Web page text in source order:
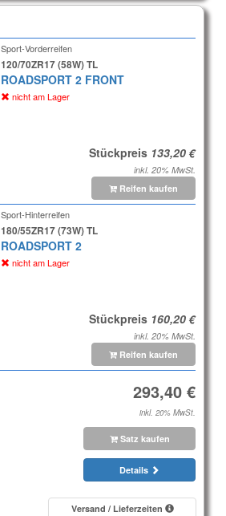
Sport-Vorderreifen
120/70ZR17 (58W) TL
ROADSPORT 2 FRONT
nicht am Lager
Stückpreis
inkl. 20% MwSt.
Reifen kaufen
Sport-Hinterreifen
180/55ZR17 (73W) TL
ROADSPORT 2
nicht am Lager
Stückpreis
inkl. 20% MwSt.
Reifen kaufen
inkl. 20% MwSt.
Satz kaufen
Details
Versand / Lieferzeiten